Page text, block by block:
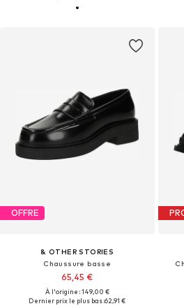
OFFRE
& OTHER STORIES
Chaussure basse
65,45 €
À l'origine : 149,00 €
Dernier prix le plus bas :62,91 €